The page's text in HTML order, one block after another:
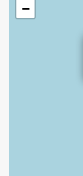
−